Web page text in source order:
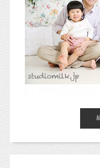
フォロー待ってます♡
スタジオミ
instagram▶︎
ます！！）もお持ち帰りい
なので、お家で「あれ、
てなることがありません！
■数ある写真館の中
んだのですか。
今回３回目？で今
キだったから。
子供も楽しく遊ん
祖父母にも好評です！
ず、なぜスタジオミ
家族写真は全員でキ
パorママがカメラ